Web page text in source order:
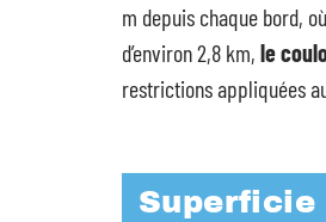
m depuis chaque bord,
d’environ 2,8 km, le
restrictions appliquées
Superficie